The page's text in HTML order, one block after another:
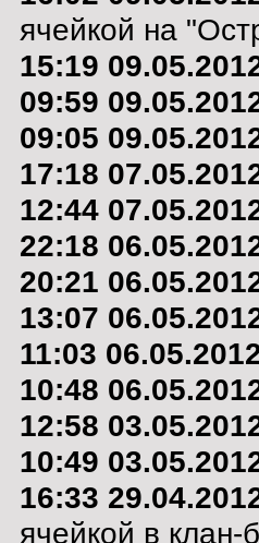
ячейкой на
15:19
09:59
09:05
17:18
12:44
22:18
20:21
13:07
11:03
10:48
12:58
10:49
16:33
ячейкой в клан-